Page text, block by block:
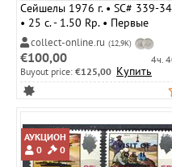
Сейшелы 1976 г. • SC# 339-
• 25 c. - 1.50 Rp. • Первые
почтовые офисы на Сейшелах •
полн. серия • MLH OG VF
collect-online.ru (12,9K)
€100,00
4ч.
Buyout price: €125,00 Купить
АУКЦИОН
0
0